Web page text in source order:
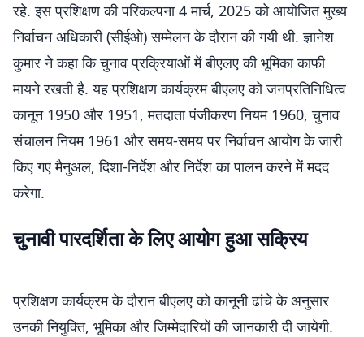
रहे. इस प्रशिक्षण की परिकल्पना 4 मार्च, 2025 को आयोजित मुख्य
निर्वाचन अधिकारी (सीईओ) सम्मेलन के दौरान की गयी थी. ज्ञानेश
कुमार ने कहा कि चुनाव प्रक्रियाओं में बीएलए की भूमिका काफी
मायने रखती है. यह प्रशिक्षण कार्यक्रम बीएलए को जनप्रतिनिधित्व
कानून 1950 और 1951, मतदाता पंजीकरण नियम 1960, चुनाव
संचालन नियम 1961 और समय-समय पर निर्वाचन आयोग के जारी
किए गए मैनुअल, दिशा-निर्देश और निर्देश का पालन करने में मदद
करेगा.
चुनावी पारदर्शिता के लिए आयोग हुआ सक्रिय
प्रशिक्षण कार्यक्रम के दौरान बीएलए को कानूनी ढांचे के अनुसार
उनकी नियुक्ति, भूमिका और जिम्मेदारियों की जानकारी दी जायेगी.